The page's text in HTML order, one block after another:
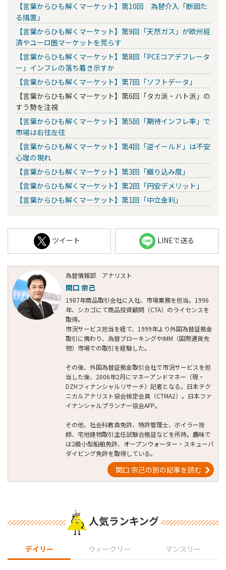
【言葉からひも解くマーケット】第10回 為替介入「断固た
る措置」
【言葉からひも解くマーケット】第9回「天然ガス」が欧州経
済やユーロ圏マーケットを荒らす
【言葉からひも解くマーケット】第8回「PCEコアデフレータ
ー」インフレの落ち着き示すか
【言葉からひも解くマーケット】第7回「ソフトデータ」
【言葉からひも解くマーケット】第6回「タカ派・ハト派」の
すう勢を注視
【言葉からひも解くマーケット】第5回「期待インフレ率」で
市場は右往左往
【言葉からひも解くマーケット】第4回「逆イールド」は不安
心理の現れ
【言葉からひも解くマーケット】第3回「織り込み度」
【言葉からひも解くマーケット】第2回「円安デメリット」
【言葉からひも解くマーケット】第1回「中立金利」
ツイート LINEで送る
為替情報部 アナリスト
関口 宗己
1987年商品取引会社に入社、市場業務を担当。1996
年、シカゴにて商品投資顧問（CTA）のライセンスを
取得。
市況サービス担当を経て、1999年より外国為替証拠金
取引に携わり、為替ブローキングやIMM（国際通貨先
物）市場での取引を経験した。
その後、外国為替証拠金取引会社で市況サービスを担
当した後、2006年2月にマネーアンドマネー（現・
DZHフィナンシャルリサーチ）記者となる。日本テク
ニカルアナリスト協会検定会員（CTMA2）。日本ファ
イナンシャルプランナー協会AFP。
その他、社会科教員免許、特許管理士、ボイラー技
師、宅地建物取引主任試験合格証などを所持。趣味で
は2級小型船舶免許、オープンウォーター・スキューバ
ダイビング免許を取得している。
関口 宗己の別の記事を読む
人気ランキング
デイリー ウィークリー マンスリー